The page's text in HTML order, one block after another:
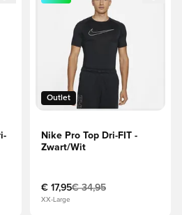
Outlet
Nike Pro Top Dri-FIT -
Zwart/Wit
€ 17,95€ 34,95
XX-Large